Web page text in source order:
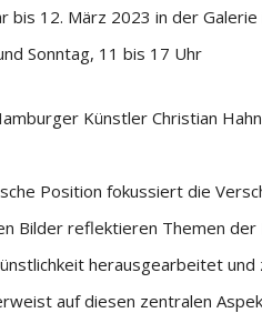
bis 12. März 2023 in der
Sonntag, 11 bis 17 Uhr
Künstler Christian
Position fokussiert die
Bilder reflektieren Themen
herausgearbeitet
auf diesen zentralen